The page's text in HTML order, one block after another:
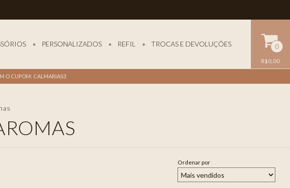
PERSONALIZADOS REFIL TROCAS E DEVOLUÇÕES 0
R$0,00
O CUPOM: CALMARIAS3
Ordenar por